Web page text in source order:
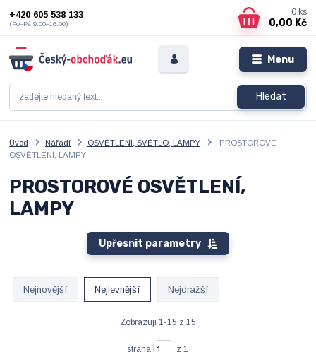
Menu
Hledat
+420 605 538 133
(Po–Pá 9:00–16:00)
0 ks
0,00 Kč
Úvod Nářadí OSVĚTLENÍ, SVĚTLO, LAMPY
PROSTOROVÉ
OSVĚTLENÍ, LAMPY
PROSTOROVÉ OSVĚTLENÍ,
LAMPY
Upřesnit parametry
Nejnovější Nejlevnější Nejdražší
Zobrazuji 1-15 z 15
strana z 1